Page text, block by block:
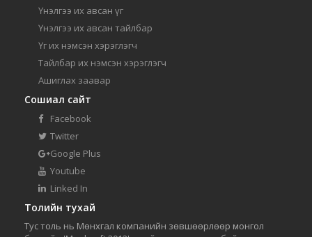
Үнэлгээ их авсан үг
Үнэлгээ их авсан тайлбар
Үг их нэмсэн хэрэглэгч
Тайлбар их нэмсэн хэрэглэгч
Ашиглах заавар
Сошиал сайт
Facebook
Twitter
Google Plus
Youtube
Linked In
Толийн тухай
Тус толь нь Мөнхгал компанийн зөвшөөрлөөр монгол